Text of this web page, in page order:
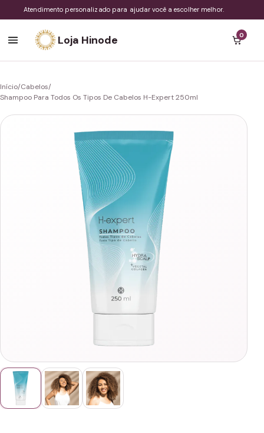
Atendimento personalizado para ajudar você a escolher melhor.
Loja Hinode 0
Início/Cabelos/
Shampoo Para Todos Os Tipos De Cabelos H-Expert 250ml